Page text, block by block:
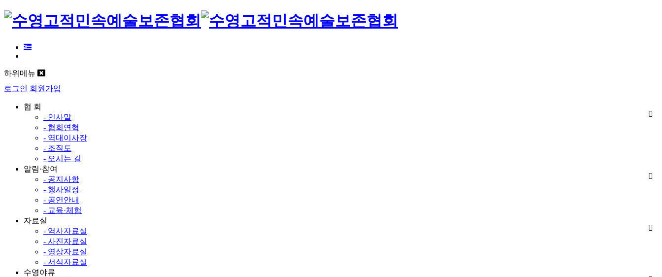
하위메뉴
로그인 회원가입
협 회
- 인사말
- 협회연혁
- 역대이사장
- 조직도
- 오시는 길
알림·참여
- 공지사항
- 행사일정
- 공연안내
- 교육·체험
자료실
- 역사자료실
- 사진자료실
- 영상자료실
- 서식자료실
수영야류